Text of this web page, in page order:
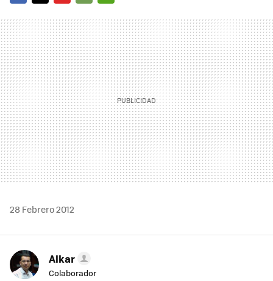
MAIL
28 Febrero 2012
Alkar
Colaborador